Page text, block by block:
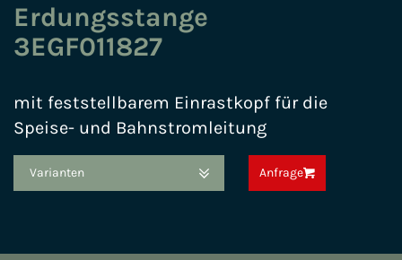
Erdungsstange
3EGF011827
mit feststellbarem Einrastkopf für die
Speise- und Bahnstromleitung
Varianten Anfrage